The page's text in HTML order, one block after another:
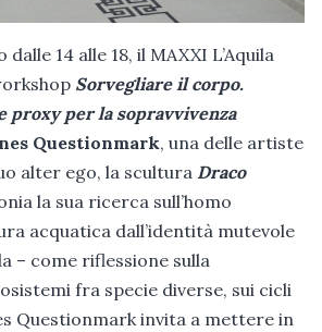
14 alle 18, il MAXXI L’Aquila
Sorvegliare il corpo.
proxy per la sopravvivenza
Questionmark, una delle artiste
alter ego, la scultura Draco
la sua ricerca sull’homo
acquatica dall’identità mutevole
– come riflessione sulla
fra specie diverse, sui cicli
Questionmark invita a mettere in